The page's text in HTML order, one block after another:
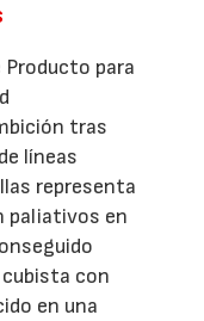
para
tras
líneas
representa
paliativos en
con
en una